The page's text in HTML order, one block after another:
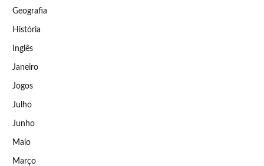
Geografia
História
Inglês
Janeiro
Jogos
Julho
Junho
Maio
Março